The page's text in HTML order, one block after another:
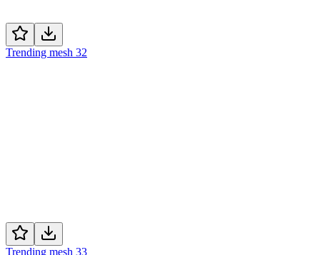
Trending mesh 32
Trending mesh 33